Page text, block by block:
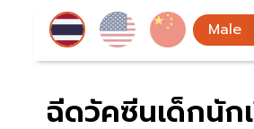
ฉีดวัคซีนเด็กนัก